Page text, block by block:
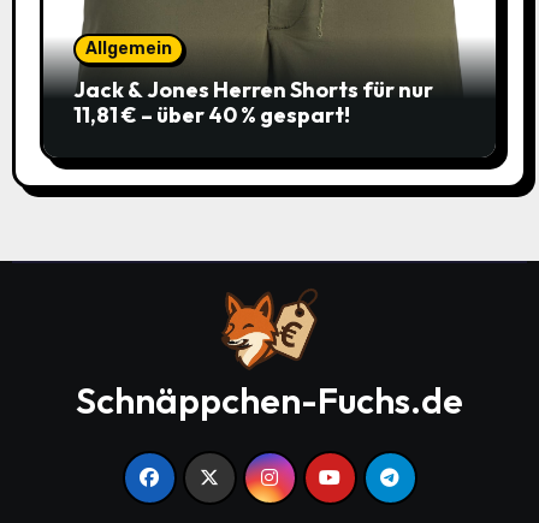
Allgemein
Jack & Jones Herren Shorts für nur
11,81 € – über 40 % gespart!
Schnäppchen-Fuchs.de